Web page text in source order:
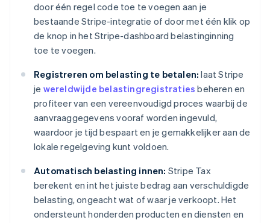
door één regel code toe te voegen aan je
bestaande Stripe-integratie of door met één klik op
de knop in het Stripe-dashboard belastinginning
toe te voegen.
Registreren om belasting te betalen: laat Stripe
je wereldwijde belastingregistraties beheren en
profiteer van een vereenvoudigd proces waarbij de
aanvraaggegevens vooraf worden ingevuld,
waardoor je tijd bespaart en je gemakkelijker aan de
lokale regelgeving kunt voldoen.
Automatisch belasting innen: Stripe Tax
berekent en int het juiste bedrag aan verschuldigde
belasting, ongeacht wat of waar je verkoopt. Het
ondersteunt honderden producten en diensten en